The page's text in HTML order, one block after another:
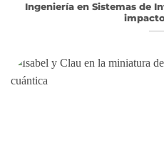
Ingeniería en Sistemas de